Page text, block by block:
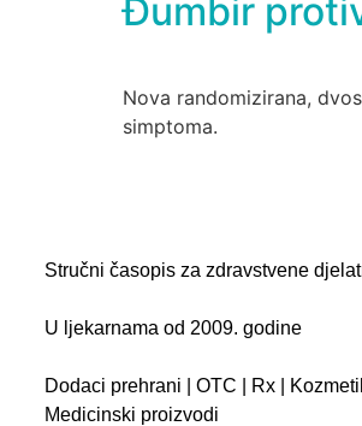
Đumbir
Nova randomizirana,
simptoma.
Stručni časopis za zdravstvene
U ljekarnama od 2009. godine
Dodaci prehrani | OTC | Rx |
Medicinski proizvodi